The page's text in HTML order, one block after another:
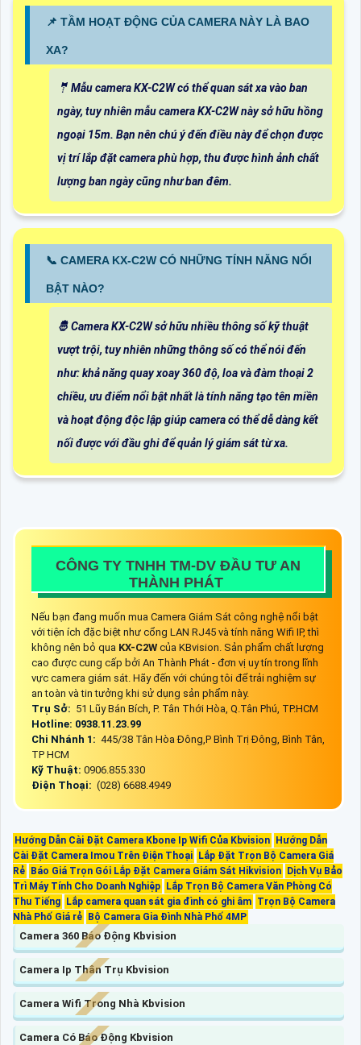
📌 TẦM HOẠT ĐỘNG CỦA CAMERA NÀY LÀ BAO
XA?
🤵 Mẫu camera KX-C2W có thể quan sát xa vào ban
ngày, tuy nhiên mẫu camera KX-C2W này sở hữu hồng
ngoại 15m. Bạn nên chú ý đến điều này để chọn được
vị trí lắp đặt camera phù hợp, thu được hình ảnh chất
lượng ban ngày cũng như ban đêm.
📞 CAMERA KX-C2W CÓ NHỮNG TÍNH NĂNG NỔI
BẬT NÀO?
🤴 Camera KX-C2W sở hữu nhiều thông số kỹ thuật
vượt trội, tuy nhiên những thông số có thể nói đến
như: khả năng quay xoay 360 độ, loa và đàm thoại 2
chiều, ưu điểm nổi bật nhất là tính năng tạo tên miền
và hoạt động độc lập giúp camera có thể dễ dàng kết
nối được với đầu ghi để quản lý giám sát từ xa.
CÔNG TY TNHH TM-DV ĐẦU TƯ AN
THÀNH PHÁT
Nếu bạn đang muốn mua Camera Giám Sát công nghệ nổi bật
với tiện ích đặc biệt như cổng LAN RJ45 và tính năng Wifi IP, thì
không nên bỏ qua KX-C2W của KBvision. Sản phẩm chất lượng
cao được cung cấp bởi An Thành Phát - đơn vị uy tín trong lĩnh
vực camera giám sát. Hãy đến với chúng tôi để trải nghiệm sự
an toàn và tin tưởng khi sử dụng sản phẩm này.
Trụ Sở: 51 Lũy Bán Bích, P. Tân Thới Hòa, Q.Tân Phú, TP.HCM
Hotline: 0938.11.23.99
Chi Nhánh 1: 445/38 Tân Hòa Đông,P Bình Trị Đông, Bình Tân,
TP HCM
Kỹ Thuật: 0906.855.330
Điện Thoại: (028) 6688.4949
Hướng Dẫn Cài Đặt Camera Kbone Ip Wifi Của Kbvision
Hướng Dẫn
Cài Đặt Camera Imou Trên Điện Thoại
Lắp Đặt Trọn Bộ Camera Giá
Rẻ
Báo Giá Trọn Gói Lắp Đặt Camera Giám Sát Hikvision
Dịch Vụ Bảo
Trì Máy Tính Cho Doanh Nghiệp
Lắp Trọn Bộ Camera Văn Phòng Có
Thu Tiếng
Lắp camera quan sát gia đình có ghi âm Trọn Bộ Camera
Nhà Phố Giá rẻ
Bộ Camera Gia Đình Nhà Phố 4MP
Camera 360 Báo Động Kbvision
Camera Ip Thân Trụ Kbvision
Camera Wifi Trong Nhà Kbvision
Camera Có Báo Động Kbvision